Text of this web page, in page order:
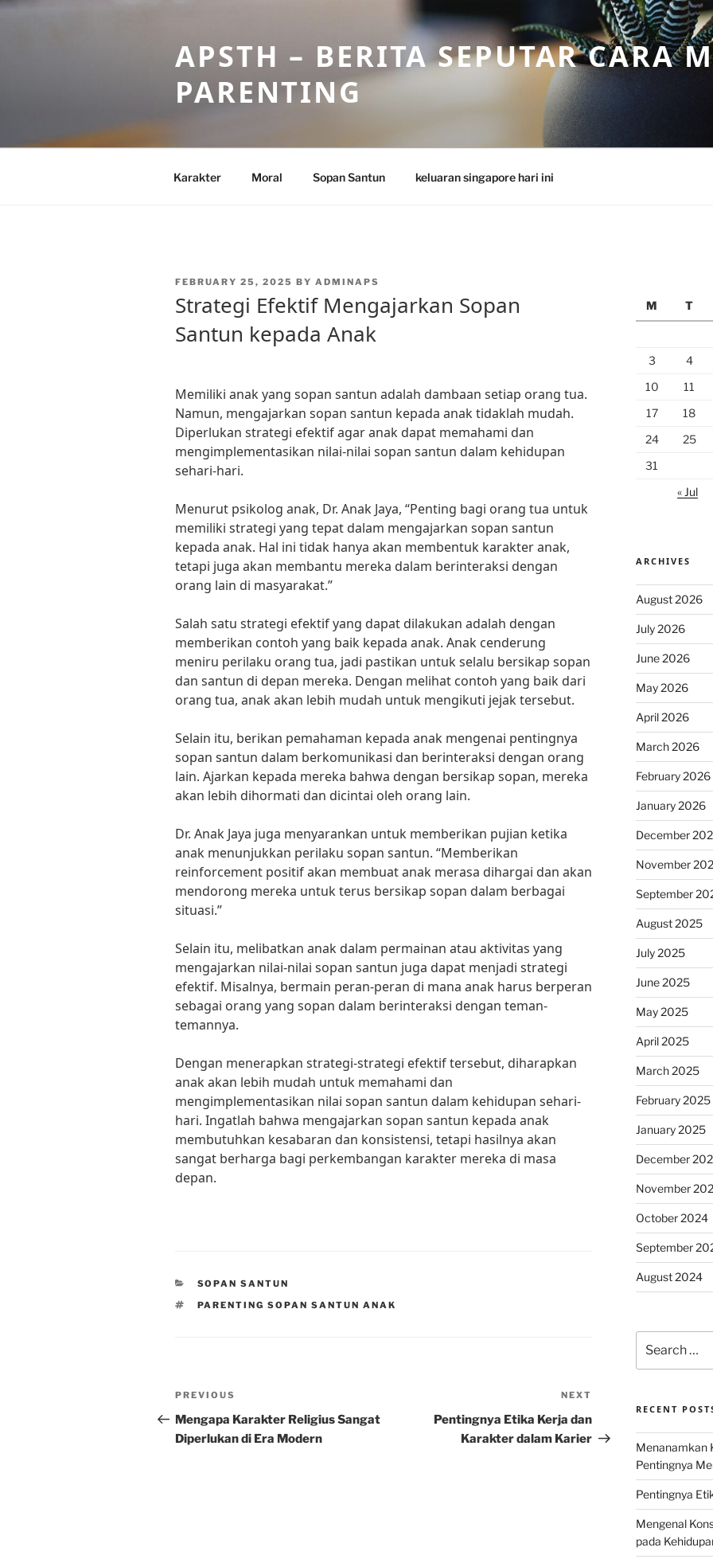
Skip
APSTH – BERITA SEPUTAR CARA
PARENTING
Karakter Moral Sopan Santun keluaran singapore hari ini
POSTED
FEBRUARY 25, 2025 BY ADMINAPS
Strategi Efektif Mengajarkan Sopan
Santun kepada Anak
Memiliki anak yang sopan santun adalah dambaan setiap orang tua.
Namun, mengajarkan sopan santun kepada anak tidaklah mudah.
Diperlukan strategi efektif agar anak dapat memahami dan
mengimplementasikan nilai-nilai sopan santun dalam kehidupan
sehari-hari.
Menurut psikolog anak, Dr. Anak Jaya, “Penting bagi orang tua untuk
memiliki strategi yang tepat dalam mengajarkan sopan santun
kepada anak. Hal ini tidak hanya akan membentuk karakter anak,
tetapi juga akan membantu mereka dalam berinteraksi dengan
orang lain di masyarakat.”
Salah satu strategi efektif yang dapat dilakukan adalah dengan
memberikan contoh yang baik kepada anak. Anak cenderung
meniru perilaku orang tua, jadi pastikan untuk selalu bersikap sopan
dan santun di depan mereka. Dengan melihat contoh yang baik dari
orang tua, anak akan lebih mudah untuk mengikuti jejak tersebut.
Selain itu, berikan pemahaman kepada anak mengenai pentingnya
sopan santun dalam berkomunikasi dan berinteraksi dengan orang
lain. Ajarkan kepada mereka bahwa dengan bersikap sopan, mereka
akan lebih dihormati dan dicintai oleh orang lain.
Dr. Anak Jaya juga menyarankan untuk memberikan pujian ketika
anak menunjukkan perilaku sopan santun. “Memberikan
reinforcement positif akan membuat anak merasa dihargai dan akan
mendorong mereka untuk terus bersikap sopan dalam berbagai
situasi.”
Selain itu, melibatkan anak dalam permainan atau aktivitas yang
mengajarkan nilai-nilai sopan santun juga dapat menjadi strategi
efektif. Misalnya, bermain peran-peran di mana anak harus berperan
sebagai orang yang sopan dalam berinteraksi dengan teman-
temannya.
Dengan menerapkan strategi-strategi efektif tersebut, diharapkan
anak akan lebih mudah untuk memahami dan
mengimplementasikan nilai sopan santun dalam kehidupan sehari-
hari. Ingatlah bahwa mengajarkan sopan santun kepada anak
membutuhkan kesabaran dan konsistensi, tetapi hasilnya akan
sangat berharga bagi perkembangan karakter mereka di masa
depan.
CATEGORIES
SOPAN SANTUN
TAGS
PARENTING SOPAN SANTUN ANAK
Post
navigation
Previous
Post
PREVIOUS
Mengapa Karakter Religius Sangat
Diperlukan di Era Modern
Post
NEXT
Pentingnya Etika Kerja dan
Karakter dalam Karier
M
T
3
4
10
11
17
18
24
25
31
« Jul
ARCHIVES
August 2026
July 2026
June 2026
May 2026
April 2026
March 2026
February 2026
January 2026
December
November
September
August 2025
July 2025
June 2025
May 2025
April 2025
March 2025
February 2025
January 2025
December
November
October 2024
September
August 2024
for:
RECENT
Menanamkan
Pentingnya
Pentingnya
Mengenal
pada